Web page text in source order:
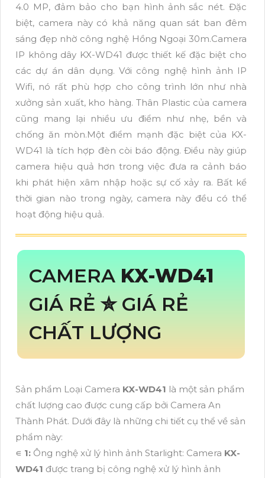
4.0 MP, đảm bảo cho bạn hình ảnh sắc nét. Đặc
biệt, camera này có khả năng quan sát ban đêm
sáng đẹp nhờ công nghệ Hồng Ngoại 30m.Camera
IP không dây KX-WD41 được thiết kế đặc biệt cho
các dự án dân dụng. Với công nghệ hình ảnh IP
Wifi, nó rất phù hợp cho công trình lớn như nhà
xưởng sản xuất, kho hàng. Thân Plastic của camera
cũng mang lại nhiều ưu điểm như nhẹ, bền và
chống ăn mòn.Một điểm mạnh đặc biệt của KX-
WD41 là tích hợp đèn còi báo động. Điều này giúp
camera hiệu quả hơn trong việc đưa ra cảnh báo
khi phát hiện xâm nhập hoặc sự cố xảy ra. Bất kể
thời gian nào trong ngày, camera này đều có thể
hoạt động hiệu quả.
CAMERA KX-WD41
GIÁ RẺ ✮ GIÁ RẺ
CHẤT LƯỢNG
Sản phẩm Loại Camera KX-WD41 là một sản phẩm
chất lượng cao được cung cấp bởi Camera An
Thành Phát. Dưới đây là những chi tiết cụ thể về sản
phẩm này:
∊ 1: Ông nghệ xử lý hình ảnh Starlight: Camera KX-
WD41 được trang bị công nghệ xử lý hình ảnh